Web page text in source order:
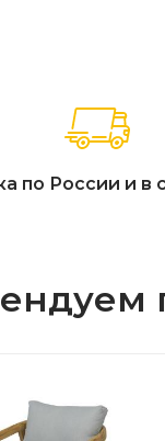
по России и в